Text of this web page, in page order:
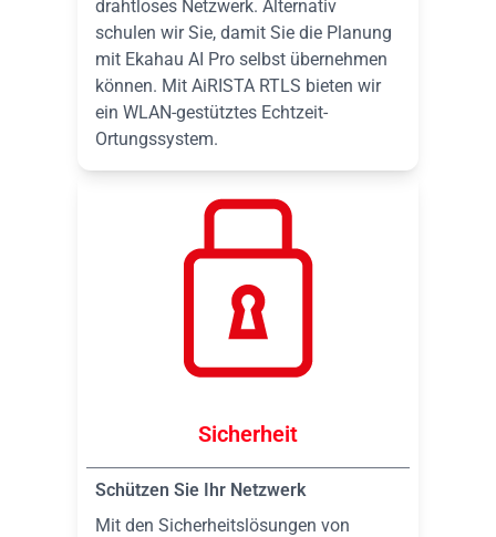
drahtloses Netzwerk. Alternativ
schulen wir Sie, damit Sie die Planung
mit Ekahau AI Pro selbst übernehmen
können. Mit AiRISTA RTLS bieten wir
ein WLAN-gestütztes Echtzeit-
Ortungssystem.
Sicherheit
Schützen Sie Ihr Netzwerk
Mit den Sicherheitslösungen von